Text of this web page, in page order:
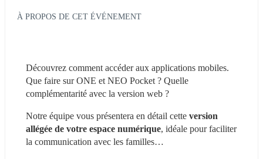
À PROPOS DE CET ÉVÉNEMENT
Découvrez comment accéder aux applications mobiles.
Que faire sur ONE et NEO Pocket ? Quelle
complémentarité avec la version web ?
Notre équipe vous présentera en détail cette version
allégée de votre espace numérique, idéale pour faciliter
la communication avec les familles…